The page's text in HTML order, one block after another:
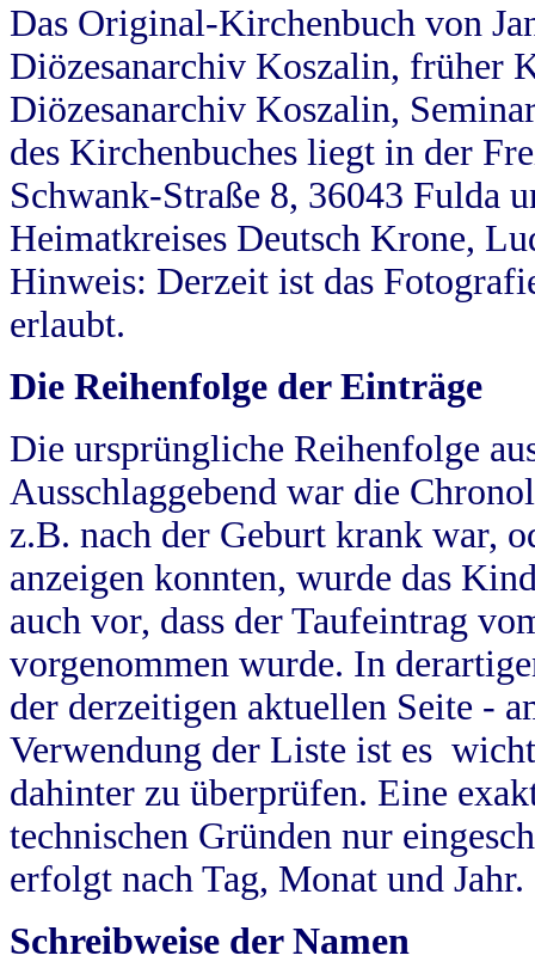
Das Original-Kirchenbuch von
Diözesanarchiv Koszalin, früher
Diözesanarchiv Koszalin,
des Kirchenbuches liegt in der
Schwank-Straße 8, 36043 Fulda
Heimatkreises Deutsch Krone,
Hinweis: Derzeit ist das
erlaubt.
Die Reihenfolge der Einträge
Die ursprüngliche Reihenfolge
Ausschlaggebend war die
z.B. nach der Geburt krank war,
anzeigen konnten, wurde das
auch vor, dass der Taufeintrag
vorgenommen wurde. In
der derzeitigen aktuellen Seite -
Verwendung der Liste ist es
dahinter zu überprüfen. Eine
technischen Gründen nur
erfolgt nach Tag, Monat und Jahr.
Schreibweise der Namen